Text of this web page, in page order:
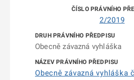
2/2019
Obecně závazná vyhláška
Obecně závazná vyhláška